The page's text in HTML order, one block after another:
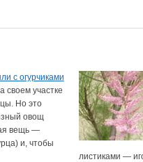
с огурчиками
своем участке
Но это
овощ
вещь —
и, чтобы
листиками —